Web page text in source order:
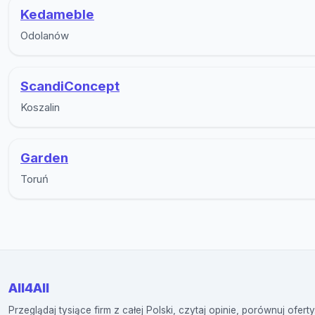
Kedameble
Odolanów
ScandiConcept
Koszalin
Garden
Toruń
All4All
Przeglądaj tysiące firm z całej Polski, czytaj opinie, porównuj